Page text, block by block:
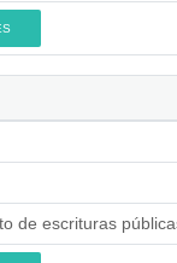
de escrituras